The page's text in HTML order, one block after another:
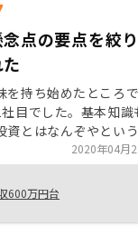
点の要点を絞り
持ち始めたところで
目でした。基本知識
資とはなんぞやとい
み、メリット懸念点
さくと説明頂き、話
。こちらで契約後に2
考にと他社さんにも話
然話が早い、体制も
2020年04月
600万円台